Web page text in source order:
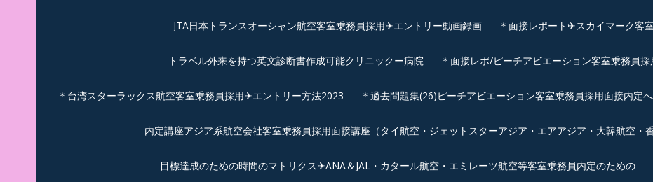
JTA日本トランスオーシャン航空客室乗務員採用✈エントリー動画録画 ＊面接レポート✈スカイマーク客
トラベル外来を持つ英文診断書作成可能クリニックー病院 ＊面接レポ/ピーチアビエーション客室乗務員
＊台湾スターラックス航空客室乗務員採用✈エントリー方法2023 ＊過去問題集(26)ピーチアビエーション客室乗務員採用面接内定
内定講座アジア系航空会社客室乗務員採用面接講座（タイ航空・ジェットスターアジア・エアアジア・大韓航空・
目標達成のための時間のマトリクス✈ANA＆JAL・カタール航空・エミレーツ航空等客室乗務員内定のための